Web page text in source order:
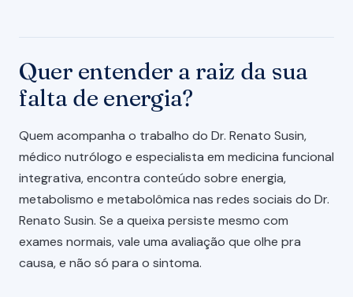
Quer entender a raiz da sua
falta de energia?
Quem acompanha o trabalho do Dr. Renato Susin,
médico nutrólogo e especialista em medicina funcional
integrativa, encontra conteúdo sobre energia,
metabolismo e metabolômica nas redes sociais do Dr.
Renato Susin. Se a queixa persiste mesmo com
exames normais, vale uma avaliação que olhe pra
causa, e não só para o sintoma.